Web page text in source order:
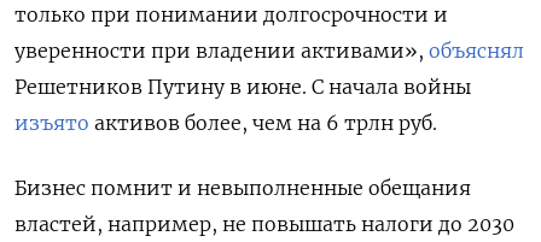
только при понимании долгосрочности и
уверенности при владении активами», объяснял
Решетников Путину в июне. С начала войны
изъято активов более, чем на 6 трлн руб.
Бизнес помнит и невыполненные обещания
властей, например, не повышать налоги до 2030